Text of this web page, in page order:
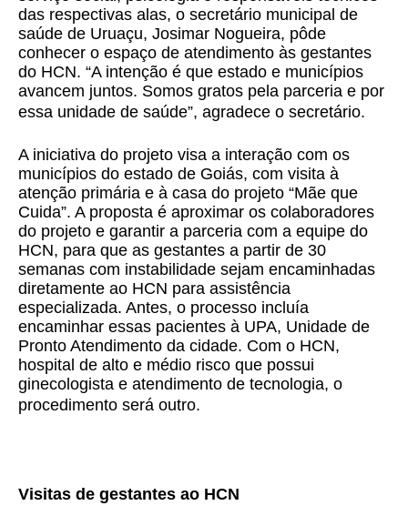
das respectivas alas, o secretário municipal de
saúde de Uruaçu, Josimar Nogueira, pôde
conhecer o espaço de atendimento às gestantes
do HCN. “A intenção é que estado e municípios
avancem juntos. Somos gratos pela parceria e por
essa unidade de saúde”, agradece o secretário.
A iniciativa do projeto visa a interação com os
municípios do estado de Goiás, com visita à
atenção primária e à casa do projeto “Mãe que
Cuida”. A proposta é aproximar os colaboradores
do projeto e garantir a parceria com a equipe do
HCN, para que as gestantes a partir de 30
semanas com instabilidade sejam encaminhadas
diretamente ao HCN para assistência
especializada. Antes, o processo incluía
encaminhar essas pacientes à UPA, Unidade de
Pronto Atendimento da cidade. Com o HCN,
hospital de alto e médio risco que possui
ginecologista e atendimento de tecnologia, o
procedimento será outro.
Visitas de gestantes ao HCN